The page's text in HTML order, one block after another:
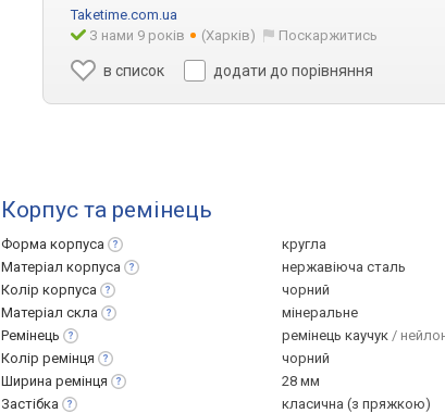
Taketime.com.ua
З нами 9 років
(Харків) Поскаржитись
в список додати до порівняння
Корпус та ремінець
Форма корпуса
кругла
Матеріал корпуса
нержавіюча сталь
Колір корпуса
чорний
Матеріал скла
мінеральне
Ремінець
ремінець каучук /
Колір ремінця
чорний
Ширина ремінця
28 мм
Застібка
класична (з пряжкою)